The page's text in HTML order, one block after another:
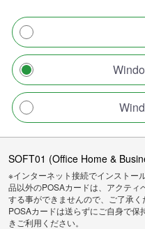
SOFT01 (Office Home &
※インターネット接続でインストー
品以外のPOSAカードは、アクティ
する事ができませんので、ご了承く
POSAカードは送らずにご自身で
きご利用ください。